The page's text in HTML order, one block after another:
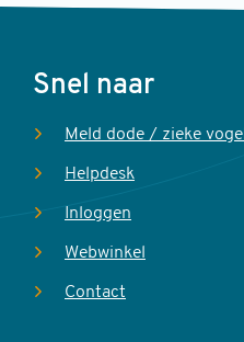
Voet
Snel naar
Meld dode / zieke vogel
Helpdesk
Inloggen
Webwinkel
Contact